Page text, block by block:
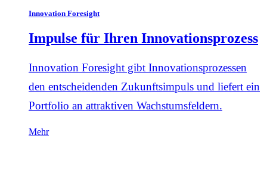
Innovation Foresight
Impulse für Ihren Innovationsprozess
Innovation Foresight gibt Innovationsprozessen
den entscheidenden Zukunftsimpuls und liefert ein
Portfolio an attraktiven Wachstumsfeldern.
Mehr